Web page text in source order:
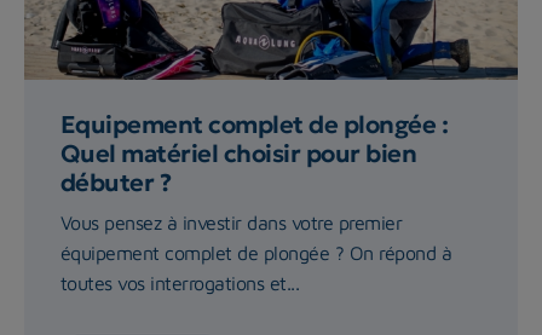
Equipement complet de plongée :
Quel matériel choisir pour bien
débuter ?
Vous pensez à investir dans votre premier
équipement complet de plongée ? On répond à
toutes vos interrogations et...